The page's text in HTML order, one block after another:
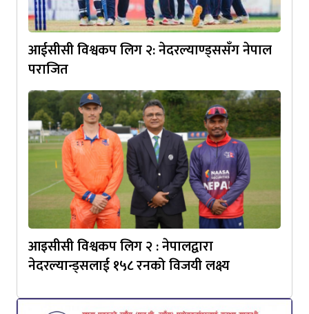
आईसीसी विश्वकप लिग २: नेदरल्याण्ड्ससँग नेपाल
पराजित
आइसीसी विश्वकप लिग २ : नेपालद्वारा
नेदरल्यान्ड्सलाई १५८ रनको विजयी लक्ष्य